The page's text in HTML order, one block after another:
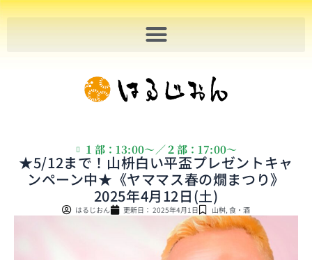
内
容
１部：13:00〜／２部：17:00〜
★5/12まで！山枡白い平盃プレゼントキャ
ンペーン中★《ヤママス春の燗まつり》
2025年4月12日(土)
はるじおん 更新日： 2025年4月1日 山桝, 食・酒